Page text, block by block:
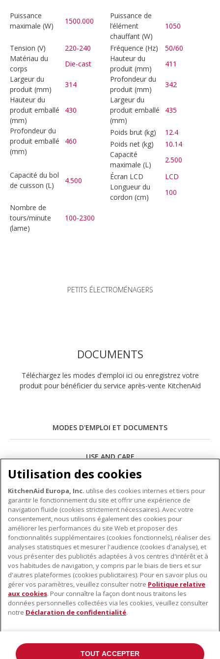
Puissance
maximale (W)
1500.000
Puissance de
l’élément
chauffant (W)
1050
Tension (V) 220-240 Fréquence (Hz)
50/60
Matériau du
corps
Die-cast
Hauteur du
produit (mm)
411
Largeur du
produit (mm)
314
Profondeur du
produit (mm)
342
Hauteur du
produit emballé
(mm)
430
Largeur du
produit emballé
(mm)
435
Profondeur du
produit emballé
(mm)
460
Poids brut (kg)
12.4
Poids net (kg)
10.14
Capacité
maximale (L)
2.500
Capacité du bol
de cuisson (L)
4.500 Écran LCD
LCD
Longueur du
cordon (cm)
100
Nombre de
tours/minute
(lame)
100-2300
PETITS ÉLECTROMÉNAGERS
DOCUMENTS
Téléchargez les modes d'emploi ici ou enregistrez votre
produit pour bénéficier du service après-vente KitchenAid
MODES D'EMPLOI ET DOCUMENTS
USE AND CARE
Télécharger
À PROPOS DE KITCHENAID
À propos de KitchenAid
Histoire de la marque
Communiqués de presse
ODR
NOS PRODUITS
Petits électroménagers
Matériel de cuisine
Accessoires
SERVICE CLIENT
Trouver un magasin
Utilisation des cookies
KitchenAid Europa, Inc. utilise des cookies internes et tiers pour
garantir le fonctionnement du site et offrir une expérience de
navigation fluide (cookies strictement nécessaires). Avec votre
consentement, nous utilisons également des cookies pour
améliorer les performances du site Web et proposer des
fonctionnalités supplémentaires (cookies fonctionnels), réaliser des
analyses statistiques et mesurer l'audience (cookies d'analyse), et
vous présenter des publicités adaptées à vos centres d'intérêt et à
vos habitudes de navigation, y compris par le biais de tiers et sur
d'autres plateformes (cookies publicitaires). Pour en savoir plus ou
gérer vos paramètres, veuillez consulter notre Politique relative
aux cookies. Pour connaître la façon dont nous traitons les
données personnelles collectées via les cookies, veuillez consulter
notre Déclaration de confidentialité.
TOUT ACCEPTER